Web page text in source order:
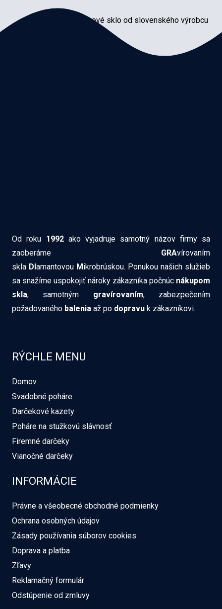
Značkové sklo od slovenského výrobcu
Od roku 1992 ako vyjadruje samotný názov firmy sa
zaoberáme GRAvírovaním
skla DI amantovou M ikrobrúskou. Ponukou našich služieb
sa snažíme uspokojiť nároky zákazníka počnúc nákupom
skla, samotným gravírovaním, zabezpečením
požadovaného balenia až po dopravu k zákazníkovi.
RÝCHLE MENU
Domov
Svadobné poháre
Darčekové kazety
Poháre na stužkovú slávnosť
Firemné darčeky
Vianočné darčeky
INFORMÁCIE
Právne a všeobecné obchodné podmienky
Ochrana osobných údajov
Zásady používania súborov cookies
Doprava a platba
Zľavy
Reklamačný formulár
Odstúpenie od zmluvy